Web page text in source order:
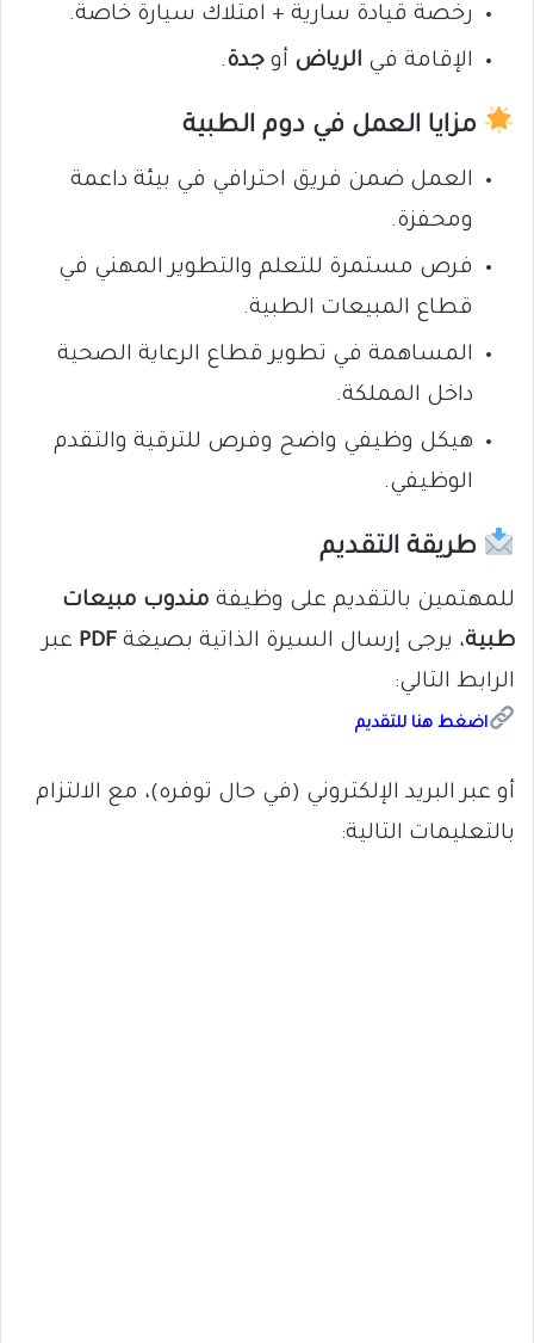
رخصة قيادة سارية + امتلاك سيارة خاصة.
الإقامة في الرياض أو جدة.
مزايا العمل في دوم الطبية
العمل ضمن فريق احترافي في بيئة داعمة
ومحفزة.
فرص مستمرة للتعلم والتطوير المهني في
قطاع المبيعات الطبية.
المساهمة في تطوير قطاع الرعاية الصحية
داخل المملكة.
هيكل وظيفي واضح وفرص للترقية والتقدم
الوظيفي.
طريقة التقديم
للمهتمين بالتقديم على وظيفة مندوب مبيعات
طبية، يرجى إرسال السيرة الذاتية بصيغة PDF عبر
الرابط التالي:
اضغط هنا للتقديم
أو عبر البريد الإلكتروني (في حال توفره)، مع الالتزام
بالتعليمات التالية: